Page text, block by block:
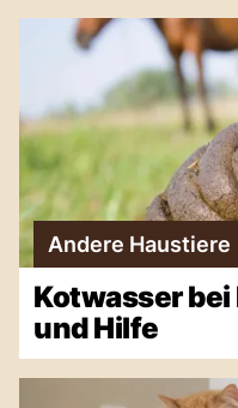
Andere Haustiere
Kotwasser
und Hilfe